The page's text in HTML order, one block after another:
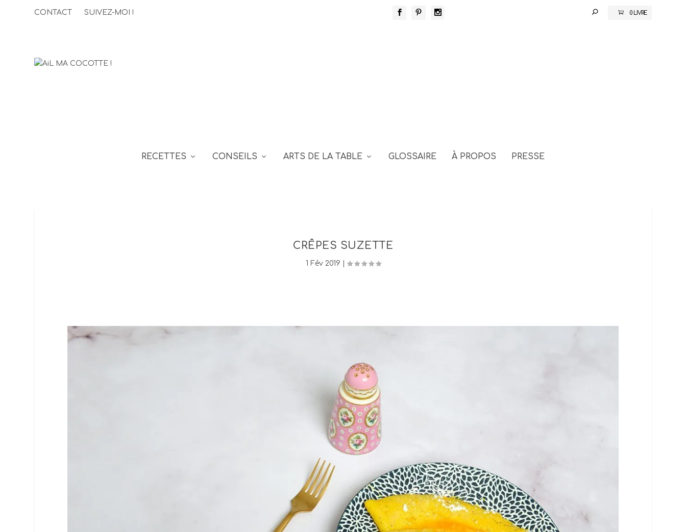
CONTACT SUIVEZ-MOI ! 0 LIVRE
RECETTES CONSEILS ARTS DE LA TABLE GLOSSAIRE À PROPOS PRESSE
CRÊPES SUZETTE
1 Fév 2019